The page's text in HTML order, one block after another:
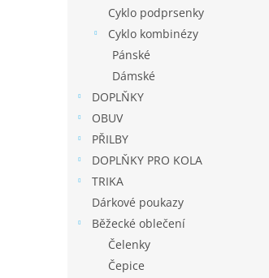
Cyklo podprsenky
Cyklo kombinézy
Pánské
Dámské
DOPLŇKY
OBUV
PŘILBY
DOPLŇKY PRO KOLA
TRIKA
Dárkové poukazy
Běžecké oblečení
Čelenky
Čepice